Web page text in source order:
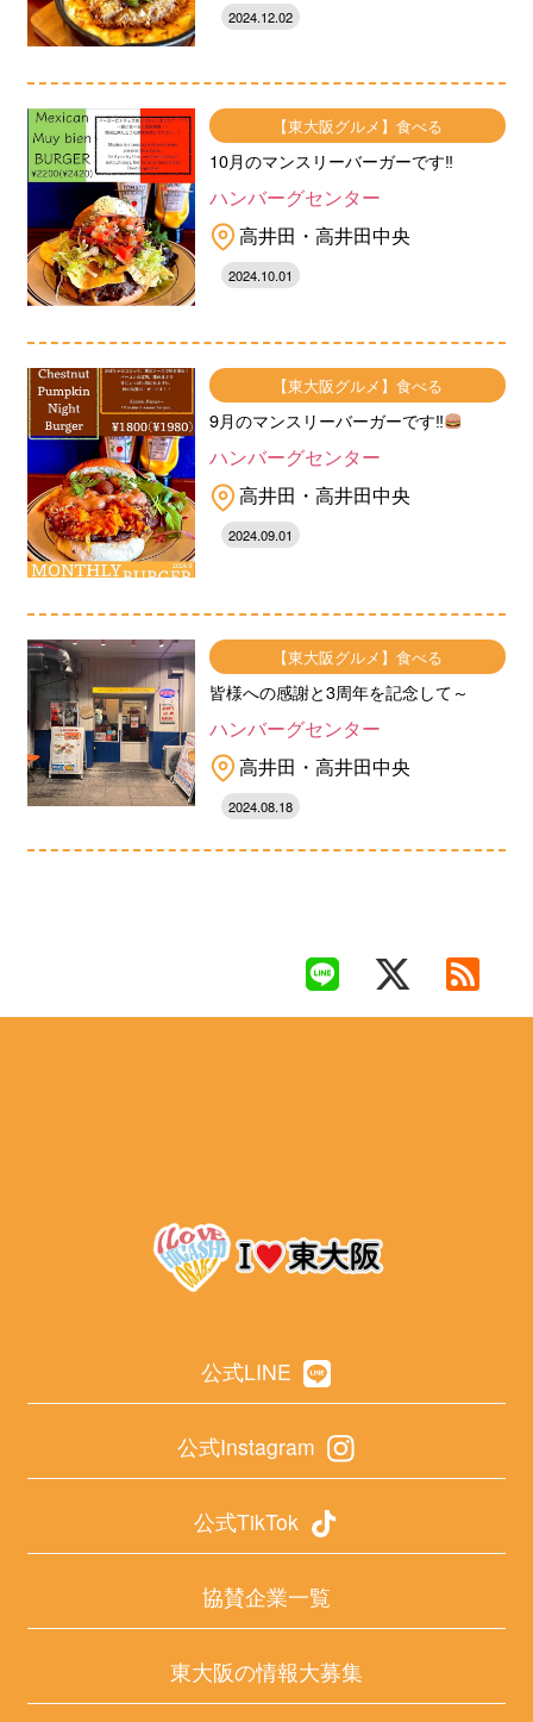
2024.12.02
【東大阪グルメ】食べる
10月のマンスリーバーガーです‼︎
ハンバーグセンター
高井田・高井田中央
2024.10.01
【東大阪グルメ】食べる
9月のマンスリーバーガーです‼︎
ハンバーグセンター
高井田・高井田中央
2024.09.01
【東大阪グルメ】食べる
皆様への感謝と3周年を記念して～
ハンバーグセンター
高井田・高井田中央
2024.08.18
公式LINE
公式Instagram
公式TikTok
協賛企業一覧
東大阪の情報大募集